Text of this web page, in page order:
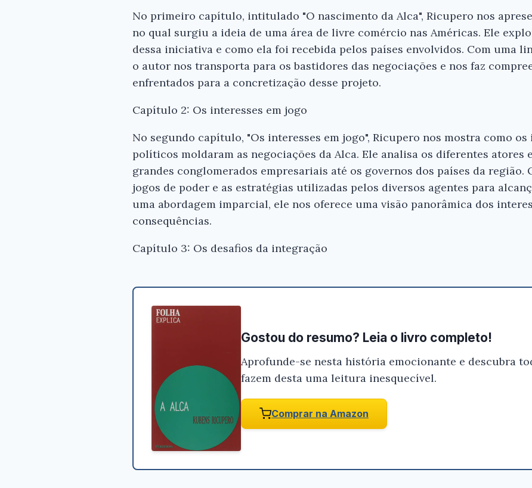
No primeiro capítulo, intitulado "O nascimento da Alca", Ricupero nos
no qual surgiu a ideia de uma área de livre comércio nas Américas. Ele
dessa iniciativa e como ela foi recebida pelos países envolvidos. Com uma
o autor nos transporta para os bastidores das negociações e nos faz
enfrentados para a concretização desse projeto.
Capítulo 2: Os interesses em jogo
No segundo capítulo, "Os interesses em jogo", Ricupero nos mostra como
políticos moldaram as negociações da Alca. Ele analisa os diferentes atores
grandes conglomerados empresariais até os governos dos países da região.
jogos de poder e as estratégias utilizadas pelos diversos agentes para
uma abordagem imparcial, ele nos oferece uma visão panorâmica dos
consequências.
Capítulo 3: Os desafios da integração
Gostou do resumo? Leia o livro completo!
Aprofunde-se nesta história emocionante e descubra
fazem desta uma leitura inesquecível.
Comprar na Amazon
Ei, Leitor!
antes de comprar.
A Alca - Rubens Ricupero
Conferir na Amazon